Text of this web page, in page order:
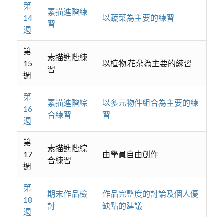
第
14
週
素描進階練
習
以蔬菜為主要的練習
第
15
週
素描進階練
習
以植物.花朵為主要的練習
第
16
週
素描進階綜
合練習
以多元物件組合為主要的練
習
第
17
週
素描進階綜
合練習
由學員自由創作
第
18
週
期末作品檢
討
作品完整度的討論及個人優
缺點的建議